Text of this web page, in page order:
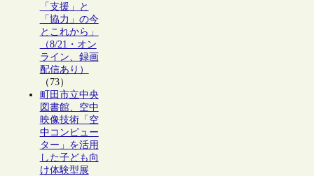
「支援」と
「協力」の今
とこれから」
（8/21・オン
ライン、録画
配信あり）
（73）
町田市立中央
図書館、空中
映像技術「空
中コンピュー
ター」を活用
した子ども向
け体験型展